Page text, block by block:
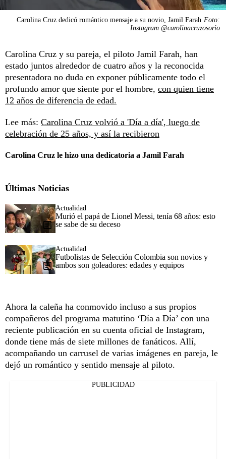
Carolina Cruz dedicó romántico mensaje a su novio, Jamil Farah Foto:
Instagram @carolinacruzosorio
Carolina Cruz y su pareja, el piloto Jamil Farah, han
estado juntos alrededor de cuatro años y la reconocida
presentadora no duda en exponer públicamente todo el
profundo amor que siente por el hombre, con quien tiene
12 años de diferencia de edad.
Lee más: Carolina Cruz volvió a 'Día a día', luego de
celebración de 25 años, y así la recibieron
Carolina Cruz le hizo una dedicatoria a Jamil Farah
Últimas Noticias
Actualidad
Murió el papá de Lionel Messi, tenía 68 años: esto
se sabe de su deceso
Actualidad
Futbolistas de Selección Colombia son novios y
ambos son goleadores: edades y equipos
Ahora la caleña ha conmovido incluso a sus propios
compañeros del programa matutino ‘Día a Día’ con una
reciente publicación en su cuenta oficial de Instagram,
donde tiene más de siete millones de fanáticos. Allí,
acompañando un carrusel de varias imágenes en pareja, le
dejó un romántico y sentido mensaje al piloto.
PUBLICIDAD